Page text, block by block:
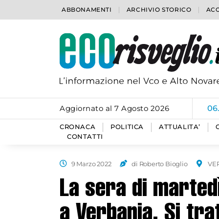
ABBONAMENTI ARCHIVIO STORICO
Aggiornato al 7 Agosto 2026
CRONACA POLITICA ATTUALITA’
CONTATTI
9 Marzo 2022 di Roberto Bioglio
La sera di